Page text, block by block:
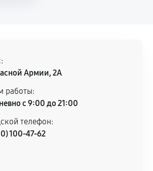
эксплуатации в течение
срока.
комплектующей заявленным
характеристикам.
для подтверждения
Армии, 2А
работы:
с 9:00 до 21:00
телефон:
100-47-62